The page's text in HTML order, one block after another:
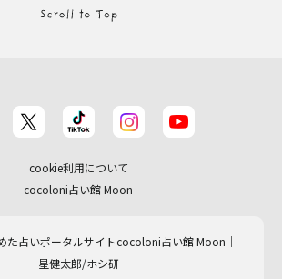
cookie利用について
cocoloni占い館 Moon
た占いポータルサイトcocoloni占い館 Moon｜
星健太郎/ホシ研